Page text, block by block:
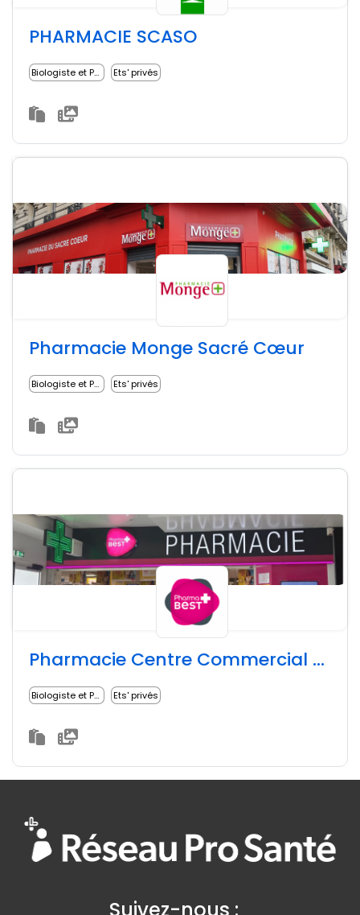
PHARMACIE SCASO
Biologiste et Pharmacien Ets' privés
Pharmacie Monge Sacré Cœur
Biologiste et Pharmacien Ets' privés
Pharmacie Centre Commercial Leers
Biologiste et Pharmacien Ets' privés